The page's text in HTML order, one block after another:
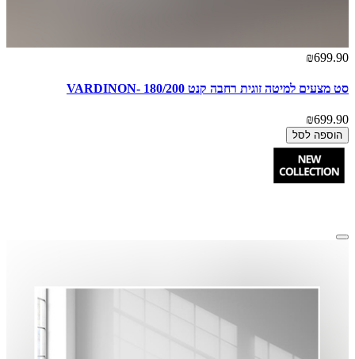
₪699.90
סט מצעים למיטה זוגית רחבה קנט 180/200 -VARDINON
₪699.90
הוספה לסל